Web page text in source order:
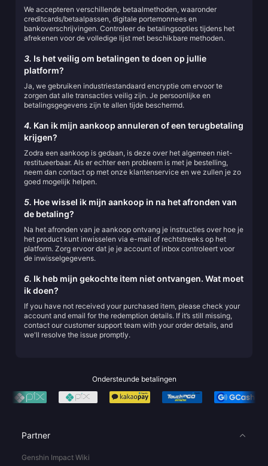
We accepteren verschillende betaalmethoden, waaronder
creditcards/betaalpassen, digitale portemonnees en
bankoverschrijvingen. Controleer de betalingsopties tijdens het
afrekenen voor de volledige lijst met beschikbare methoden.
3. Is het veilig om betalingen te doen op jullie
platform?
Ja, we gebruiken industriestandaard encryptie om ervoor te
zorgen dat alle transacties veilig zijn. Je persoonlijke en
betalingsgegevens zijn te allen tijde beschermd.
4. Kan ik mijn aankoop annuleren of een terugbetaling
krijgen?
Zodra een aankoop is gedaan, is deze over het algemeen niet-
restitueerbaar. Als er echter een probleem is met je bestelling,
neem dan contact op met onze klantenservice en we zullen je zo
goed mogelijk helpen.
5. Hoe wissel ik mijn aankoop in na het afronden van
de betaling?
Na het afronden van je aankoop ontvang je instructies over hoe je
het product kunt inwisselen via e-mail of rechtstreeks op het
platform. Zorg ervoor dat je je account of inbox controleert voor
de inwisselgegevens.
6. Ik heb mijn gekochte item niet ontvangen. Wat moet
ik doen?
If you have not received your purchased item, please check your
account and email for the redemption details. If it’s still missing,
contact our customer support team with your order details, and
we'll resolve the issue promptly.
Ondersteunde betalingen
Partner
Genshin Impact Wiki